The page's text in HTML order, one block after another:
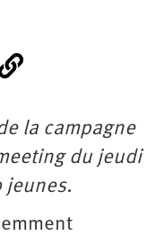
la campagne
du jeudi
jeunes.